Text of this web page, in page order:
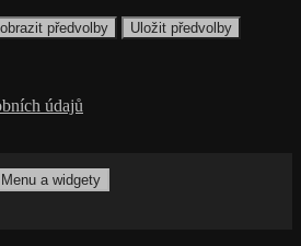
předvolby Uložit předvolby
údajů
Menu a widgety